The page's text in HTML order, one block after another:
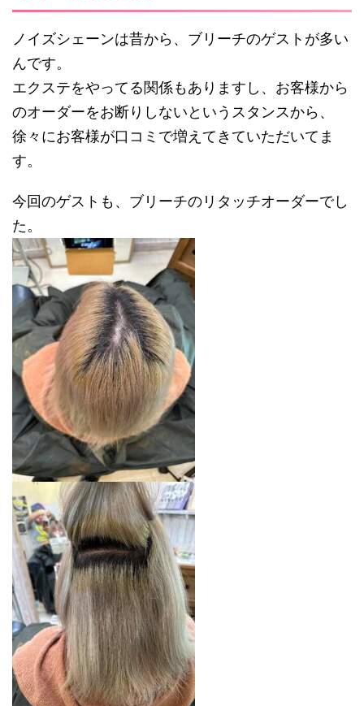
ノイズシェーンは昔から、ブリーチのゲストが多い
んです。
エクステをやってる関係もありますし、お客様から
のオーダーをお断りしないというスタンスから、
徐々にお客様が口コミで増えてきていただいてま
す。
今回のゲストも、ブリーチのリタッチオーダーでし
た。